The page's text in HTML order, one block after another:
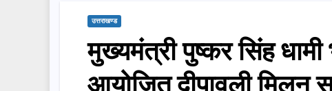
उत्तराखण्ड
मुख्यमंत्री पुष्कर सिंह